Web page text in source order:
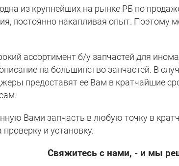
из крупнейших на рынке РБ по
постоянно накапливая опыт. Поэтому
ассортимент б/у запчастей для
на большинство запчастей. В
предоставят ее Вам в кратчайшие
Вами запчасть в любую точку в
и установку.
Свяжитесь с нами, - и мы